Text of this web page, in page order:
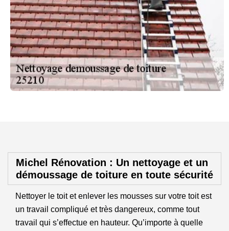
Michel Rénovation : Un nettoyage et un
démoussage de toiture en toute sécurité
Nettoyer le toit et enlever les mousses sur votre toit est
un travail compliqué et très dangereux, comme tout
travail qui s’effectue en hauteur. Qu’importe à quelle